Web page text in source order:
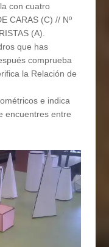
con cuatro
CARAS (C) // Nº
(A).
que has
comprueba
la Relación de
e indica
encuentres entre